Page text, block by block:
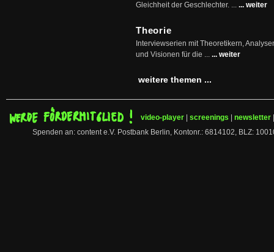
Gleichheit der Geschlechter. ... ... weiter
Theorie
Interviewserien mit Theoretikern,
und Visionen für die ... ... weiter
weitere themen ...
video-player screenings newsletter
Spenden an: content e.V. Postbank Berlin, Kontonr.: 6814102, BLZ: